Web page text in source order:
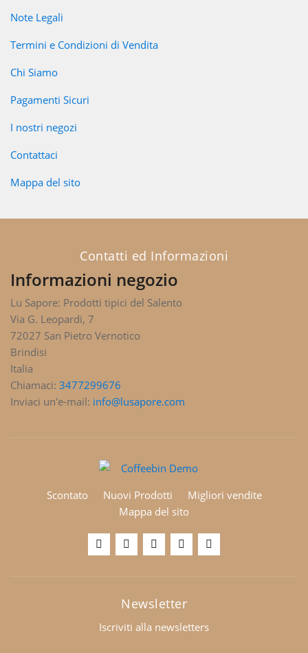
Note Legali
Termini e Condizioni di Vendita
Chi Siamo
Pagamenti Sicuri
I nostri negozi
Contattaci
Mappa del sito
Contatti ed Informazioni
Informazioni negozio
Lu Sapore: Prodotti tipici del Salento
Via G. Leopardi, 7
72027 San Pietro Vernotico
Brindisi
Italia
Chiamaci: 3477299676
Inviaci un'e-mail: info@lusapore.com
Scontato Nuovi Prodotti
Migliori vendite
Mappa del sito
Newsletter
Iscriviti alla newsletters